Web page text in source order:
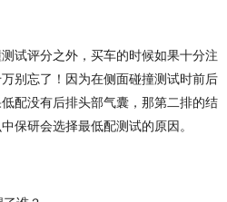
试评分之外，买车的时候如果十分注
别忘了！因为在侧面碰撞测试时前后
配没有后排头部气囊，那第二排的结
保研会选择最低配测试的原因。